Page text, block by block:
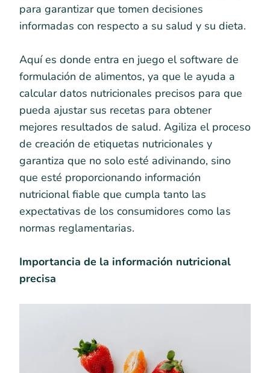
para garantizar que tomen decisiones
informadas con respecto a su salud y su dieta.
Aquí es donde entra en juego el software de
formulación de alimentos, ya que le ayuda a
calcular datos nutricionales precisos para que
pueda ajustar sus recetas para obtener
mejores resultados de salud. Agiliza el proceso
de creación de etiquetas nutricionales y
garantiza que no solo esté adivinando, sino
que esté proporcionando información
nutricional fiable que cumpla tanto las
expectativas de los consumidores como las
normas reglamentarias.
Importancia de la información nutricional
precisa